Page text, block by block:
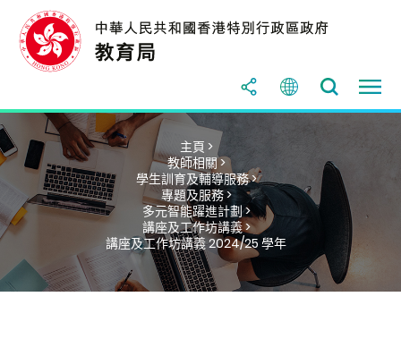
主頁 >
教師相關 >
學生訓育及輔導服務 >
專題及服務 >
多元智能躍進計劃 >
講座及工作坊講義 >
講座及工作坊講義 2024/25 學年